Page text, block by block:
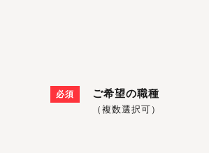
必須 ご希望の職種
（複数選択可）